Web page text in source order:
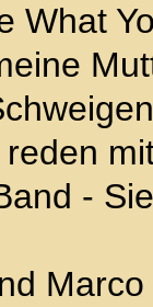
What
-